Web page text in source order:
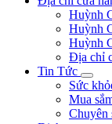
Huỳnh
Huỳnh
Huỳnh
Địa chỉ
Tin Tức
Sức
Mua
Chuyên